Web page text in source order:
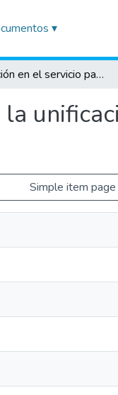
▾
Innovación en el servicio para la unificación de coleccionistas de camisetas, 2021
Simple item page